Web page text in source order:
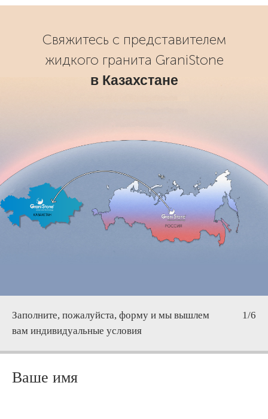
Свяжитесь с представителем
жидкого гранита GraniStone
в Казахстане
Заполните, пожалуйста, форму и мы вышлем
вам индивидуальные условия
1/6
Ваше имя